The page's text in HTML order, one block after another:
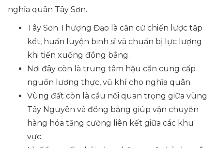
nghĩa quân Tây Sơn.
Tây Sơn Thượng Đạo là căn cứ chiến lược tập
kết, huấn luyện binh sĩ và chuẩn bị lực lượng
khi tiến xuống đồng bằng.
Nơi đây còn là trung tâm hậu cần cung cấp
nguồn lương thực, vũ khí cho nghĩa quân.
Vùng đất còn là cầu nối quan trọng giữa vùng
Tây Nguyên và đồng bằng giúp vận chuyển
hàng hóa tăng cường liên kết giữa các khu
vực.